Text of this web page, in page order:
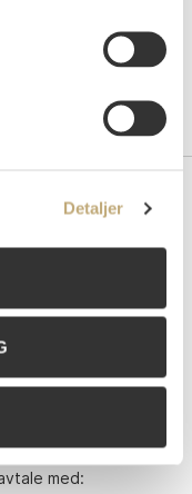
Detaljer
med: